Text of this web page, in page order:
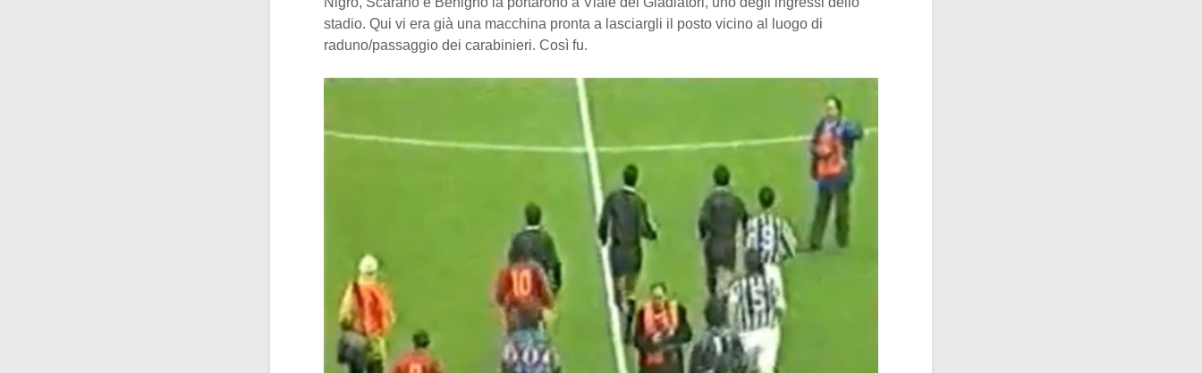
stadio. Qui vi era già una macchina pronta a lasciargli il posto vicino al luogo di
raduno/passaggio dei carabinieri. Così fu.